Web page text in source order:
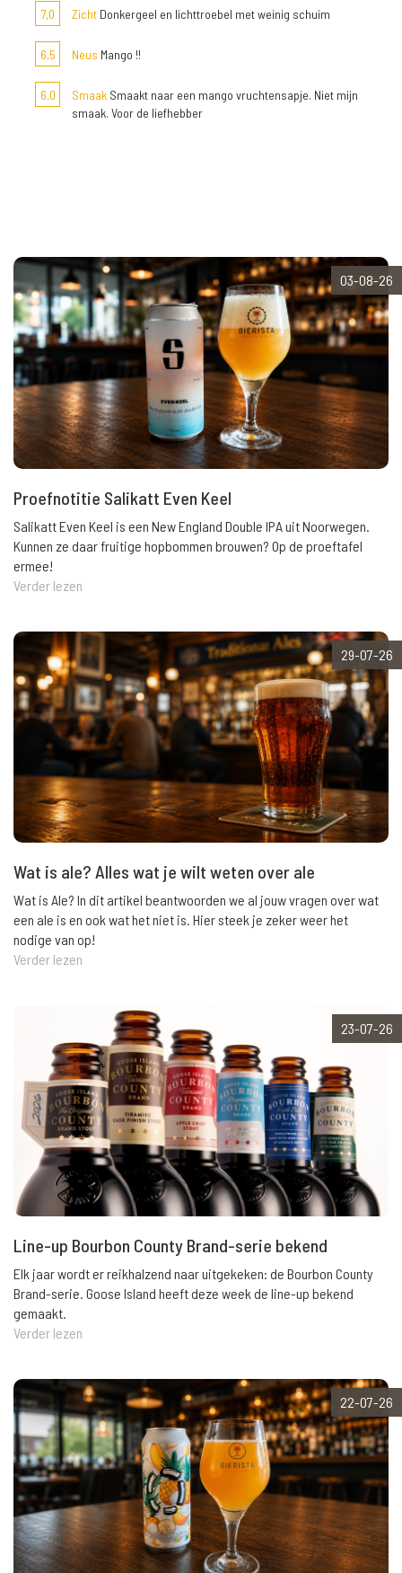
7,0 Zicht Donkergeel en lichttroebel met weinig schuim
6,5 Neus Mango !!
6,0 Smaak Smaakt naar een mango vruchtensapje. Niet mijn
smaak. Voor de liefhebber
03-08-26
Proefnotitie Salikatt Even Keel
Salikatt Even Keel is een New England Double IPA uit Noorwegen.
Kunnen ze daar fruitige hopbommen brouwen? Op de proeftafel
ermee!
Verder lezen
29-07-26
Wat is ale? Alles wat je wilt weten over ale
Wat is Ale? In dit artikel beantwoorden we al jouw vragen over wat
een ale is en ook wat het niet is. Hier steek je zeker weer het
nodige van op!
Verder lezen
23-07-26
Line-up Bourbon County Brand-serie bekend
Elk jaar wordt er reikhalzend naar uitgekeken: de Bourbon County
Brand-serie. Goose Island heeft deze week de line-up bekend
gemaakt.
Verder lezen
22-07-26